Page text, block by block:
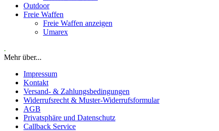
Outdoor
Freie Waffen
Freie Waffen anzeigen
Umarex
.
Mehr über...
Impressum
Kontakt
Versand- & Zahlungsbedingungen
Widerrufsrecht & Muster-Widerrufsformular
AGB
Privatsphäre und Datenschutz
Callback Service